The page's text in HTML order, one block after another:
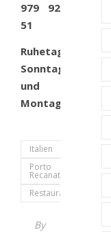
979 92
51
Ruhetag:
Sonntagabend
und
Montag
Italien
Porto
Recanati
Restaurant
By